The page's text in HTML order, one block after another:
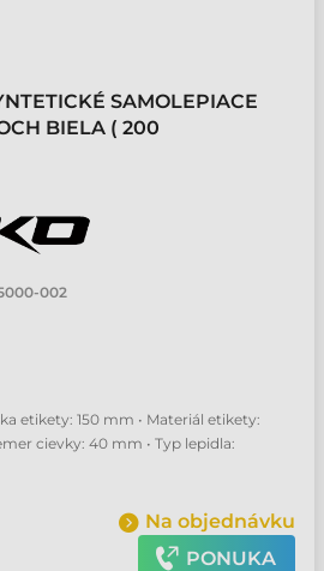
SAMOLEPIACE
BIELA ( 200
002
etikety: 150 mm • Materiál etikety:
cievky: 40 mm • Typ lepidla:
Na objednávku
PONUKA